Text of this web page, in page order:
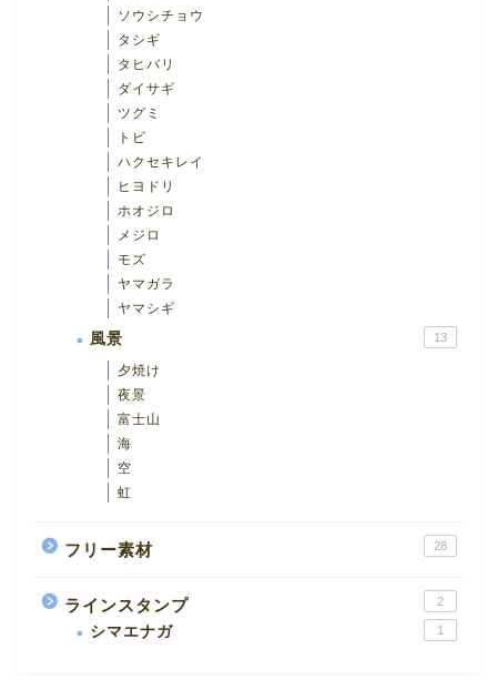
ソウシチョウ
タシギ
タヒバリ
ダイサギ
ツグミ
トビ
ハクセキレイ
ヒヨドリ
ホオジロ
メジロ
モズ
ヤマガラ
ヤマシギ
風景 13
夕焼け
夜景
富士山
海
空
虹
フリー素材 28
ラインスタンプ 2
シマエナガ 1